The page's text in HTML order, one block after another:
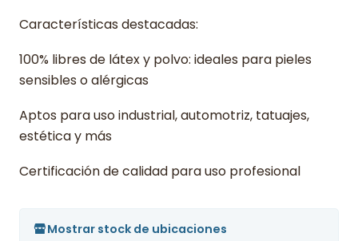
Características destacadas:
100% libres de látex y polvo: ideales para pieles
sensibles o alérgicas
Aptos para uso industrial, automotriz, tatuajes,
estética y más
Certificación de calidad para uso profesional
Mostrar stock de ubicaciones